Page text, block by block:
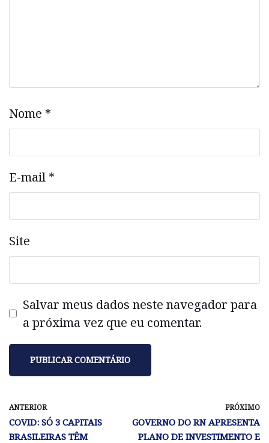
Nome *
E-mail *
Site
Salvar meus dados neste navegador para
a próxima vez que eu comentar.
ANTERIOR
COVID: SÓ 3 CAPITAIS
BRASILEIRAS TÊM
PRÓXIMO
GOVERNO DO RN APRESENTA
PLANO DE INVESTIMENTO E